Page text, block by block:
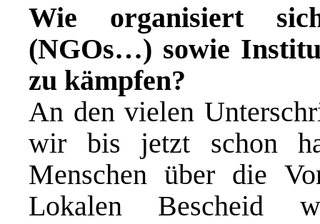
Wie organisiert
(NGOs…) sowie
zu kämpfen?
An den vielen
wir bis jetzt schon
Menschen über die
Lokalen Bescheid